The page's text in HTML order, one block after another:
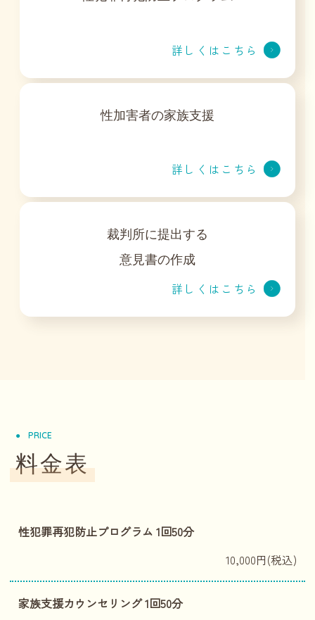
詳しくはこちら
性加害者の家族支援
詳しくはこちら
裁判所に提出する
意見書の作成
詳しくはこちら
PRICE
料金表
性犯罪再犯防止プログラム 1回50分
10,000円(税込)
家族支援カウンセリング 1回50分